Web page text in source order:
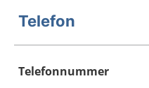
Telefon
Telefonnummer